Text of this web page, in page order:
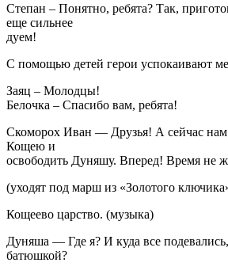
Степан – Понятно, ребята? Так,
еще сильнее
дуем!
С помощью детей герои успокаивают
Заяц – Молодцы!
Белочка – Спасибо вам, ребята!
Скоморох Иван — Друзья! А сейчас нам
Кощею и
освободить Дуняшу. Вперед! Время не
(уходят под марш из «Золотого
Кощеево царство. (музыка)
Дуняша — Где я? И куда все
батюшкой?